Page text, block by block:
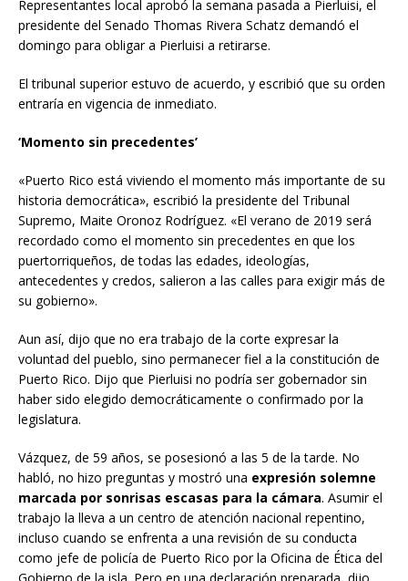
Representantes local aprobó la semana pasada a Pierluisi, el
presidente del Senado Thomas Rivera Schatz demandó el
domingo para obligar a Pierluisi a retirarse.
El tribunal superior estuvo de acuerdo, y escribió que su orden
entraría en vigencia de inmediato.
‘Momento sin precedentes’
«Puerto Rico está viviendo el momento más importante de su
historia democrática», escribió la presidente del Tribunal
Supremo, Maite Oronoz Rodríguez. «El verano de 2019 será
recordado como el momento sin precedentes en que los
puertorriqueños, de todas las edades, ideologías,
antecedentes y credos, salieron a las calles para exigir más de
su gobierno».
Aun así, dijo que no era trabajo de la corte expresar la
voluntad del pueblo, sino permanecer fiel a la constitución de
Puerto Rico. Dijo que Pierluisi no podría ser gobernador sin
haber sido elegido democráticamente o confirmado por la
legislatura.
Vázquez, de 59 años, se posesionó a las 5 de la tarde. No
habló, no hizo preguntas y mostró una expresión solemne
marcada por sonrisas escasas para la cámara. Asumir el
trabajo la lleva a un centro de atención nacional repentino,
incluso cuando se enfrenta a una revisión de su conducta
como jefe de policía de Puerto Rico por la Oficina de Ética del